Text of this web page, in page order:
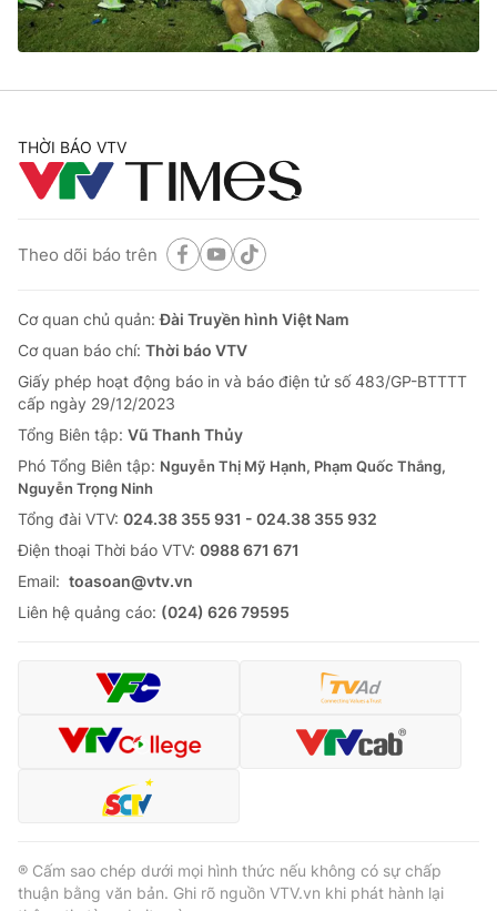
Câu chuyện quốc tế
Tài chính
Thị trường
Góc doanh nghiệp
Dữ liệu và đời sống
Truyền hình
Phim VTV
Hậu trường
Giải sao mai
Giải trí
Điện ảnh
Âm nhạc
Du lịch
Làm đẹp
Chất lượng cuộc sống
Tuyển sinh
Học trực tuyến
Công nghệ
Hitech Công nghệ tương lai
Sản phẩm
Thị trường
Tư vấn
Giao lưu trực tuyến
Lịch phát sóng
Chuyên mục khác
Emagazine Podcast
Video Shorts video
VTV Money
VTV Sức khoẻ Bất động sản
THỜI BÁO VTV
Theo dõi báo trên
Cơ quan chủ quản:Đài Truyền hình Việt Nam
Cơ quan báo chí: Thời báo VTV
Giấy phép hoạt động báo in và báo điện tử số 483/GP-BTTTT
cấp ngày 29/12/2023
Tổng Biên tập: Vũ Thanh Thủy
Phó Tổng Biên tập: Nguyễn Thị Mỹ Hạnh, Phạm Quốc Thắng,
Nguyễn Trọng Ninh
Tổng đài VTV: 024.38 355 931 - 024.38 355 932
Ðiện thoại Thời báo VTV: 0988 671 671
Email: toasoan@vtv.vn
Liên hệ quảng cáo: (024) 626 79595
® Cấm sao chép dưới mọi hình thức nếu không có sự chấp
thuận bằng văn bản. Ghi rõ nguồn VTV.vn khi phát hành lại